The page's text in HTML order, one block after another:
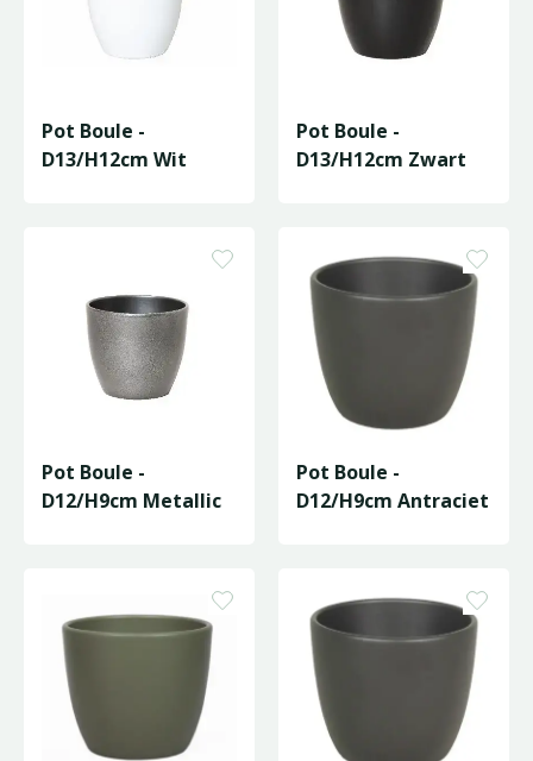
Pot Boule -
D13/H12cm Wit
Pot Boule -
D13/H12cm Zwart
Pot Boule -
D12/H9cm Metallic
Pot Boule -
D12/H9cm Antraciet